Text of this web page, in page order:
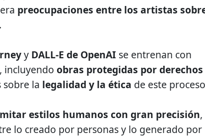
preocupaciones entre los artistas
.
y DALL-E de OpenAI se entrenan con
incluyendo obras protegidas por derechos
sobre la legalidad y la ética de este
estilos humanos con gran precisión,
lo creado por personas y lo generado por